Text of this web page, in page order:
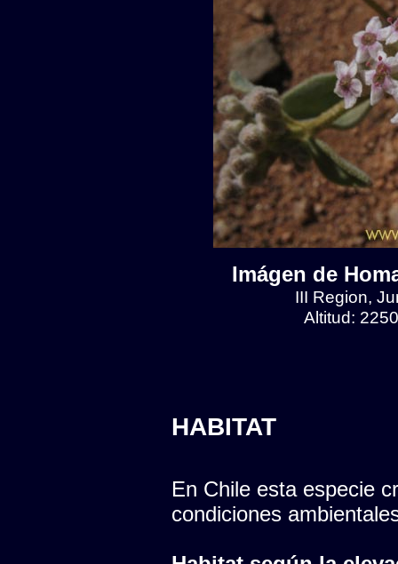
Imágen de
III Region,
Altitud:
HABITAT
En Chile esta especie
condiciones